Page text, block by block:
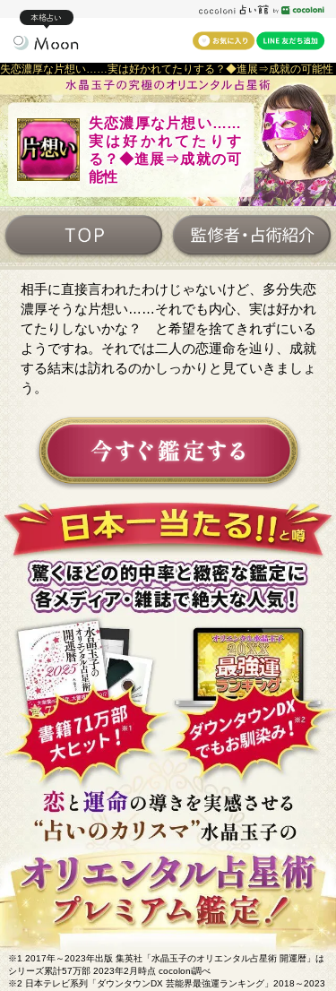
本格占い
失恋濃厚な片想い……実は好かれてたりする？◆進展⇒成就の可能性
失恋濃厚な片想い……
実は好かれてたりす
る？◆進展⇒成就の可
能性
相手に直接言われたわけじゃないけど、多分失恋
濃厚そうな片想い……それでも内心、実は好かれ
てたりしないかな？ と希望を捨てきれずにいる
ようですね。それでは二人の恋運命を辿り、成就
する結末は訪れるのかしっかりと見ていきましょ
う。
※1 2017年～2023年出版 集英社「水晶玉子のオリエンタル占星術 開運暦」は
シリーズ累計57万部 2023年2月時点 cocoloni調べ
※2 日本テレビ系列「ダウンタウンDX 芸能界最強運ランキング」2018～2023